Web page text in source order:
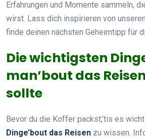
Erfahrungen und Momente sammeln,
wirst. Lass dich inspirieren von unseren
finde deinen nächsten Geheimtipp für
Die wichtigsten
man’bout das
sollte
Bevor du die Koffer packst,’tis es
Dinge’bout das Reisen zu wissen.